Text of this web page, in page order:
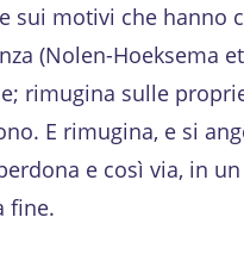
sui motivi che hanno
(Nolen-Hoeksema
rimugina sulle
E rimugina, e si
e così via, in
fine.